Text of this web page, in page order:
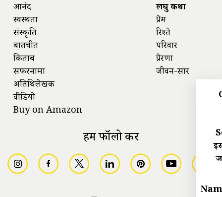
आनंद
स्वस्थता
संस्कृति
बातचीत
किताबें
सफरनामा
अतिथिलेखक
वीडियो
Buy on Amazon
लघु कथा
प्रेम
रिश्ते
परिवार
प्रेरणा
जीवन-सार
हमें फॉलो करें